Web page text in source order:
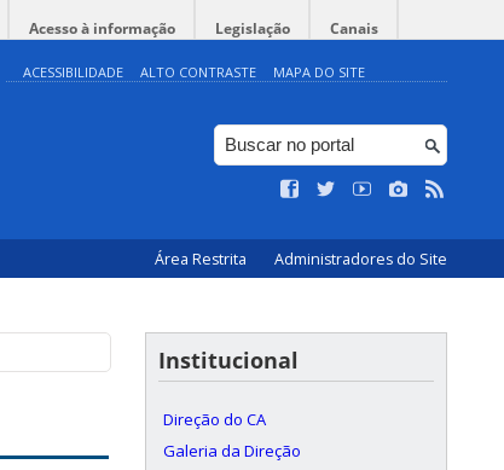
Acesso à informação Legislação Canais
ACESSIBILIDADE ALTO CONTRASTE MAPA DO SITE
Área Restrita Administradores do Site
Institucional
Direção do CA
Galeria da Direção